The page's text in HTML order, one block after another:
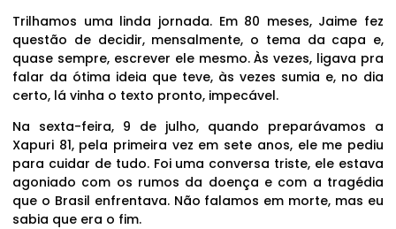
Trilhamos uma linda jornada. Em 80 meses, Jaime fez
questão de decidir, mensalmente, o tema da capa e,
quase sempre, escrever ele mesmo. Às vezes, ligava pra
falar da ótima ideia que teve, às vezes sumia e, no dia
certo, lá vinha o texto pronto, impecável.
Na sexta-feira, 9 de julho, quando preparávamos a
Xapuri 81, pela primeira vez em sete anos, ele me pediu
para cuidar de tudo. Foi uma conversa triste, ele estava
agoniado com os rumos da doença e com a tragédia
que o Brasil enfrentava. Não falamos em morte, mas eu
sabia que era o fim.